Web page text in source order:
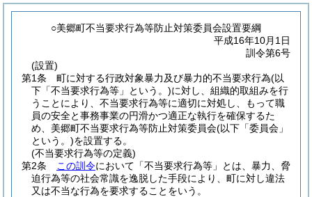
○美郷町不当要求行為等防止対策委員会設置要綱
平成16年10月1日
訓令第6号
(設置)
第1条
町に対する行政対象暴力及び暴力的不当要求行為(以
下「不当要求行為等」という。)に対し、組織的取組みを行
うことにより、不当要求行為等に適切に対処し、もって職
員の安全と事務事業の円滑かつ適正な執行を確保するた
め、美郷町不当要求行為等防止対策委員会(以下「委員会」
という。)を設置する。
(不当要求行為等の定義)
第2条
この訓令において「不当要求行為等」とは、暴力、脅
迫行為等の社会常識を逸脱した手段により、町に対し違法
又は不当な行為を要求することをいう。